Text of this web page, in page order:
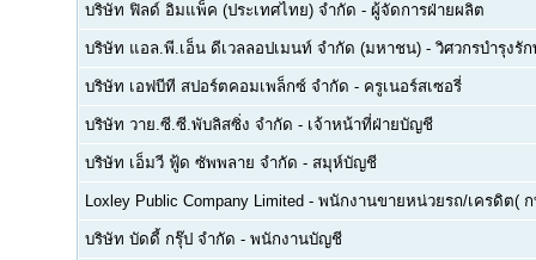
บริษัท ฟิลด์ อิมแพ็ค (ประเทศไทย) จำกัด - ผู้จัดการฝ่ายผลิต
บริษัท แอล.พี.เอ็น ดีเวลลอปเมนท์ จำกัด (มหาชน) - วิศวกรบำรุงรั
บริษัท เอฟบีที สปอร์ตคอมเพล็กซ์ จำกัด - ครูเนอร์สเซอรี่
บริษัท วาย.ซี.ซี.พับลิสซิ่ง จำกัด - เจ้าหน้าที่ฝ่ายบัญชี
บริษัท เอ็มวี ฟู้ด ซัพพลาย จำกัด - สมุห์บัญชี
Loxley Public Company Limited - พนักงานขายหน่วยรถ/เครดิต(
บริษัท บัดดี้ กรุ๊ป จำกัด - พนักงานบัญชี